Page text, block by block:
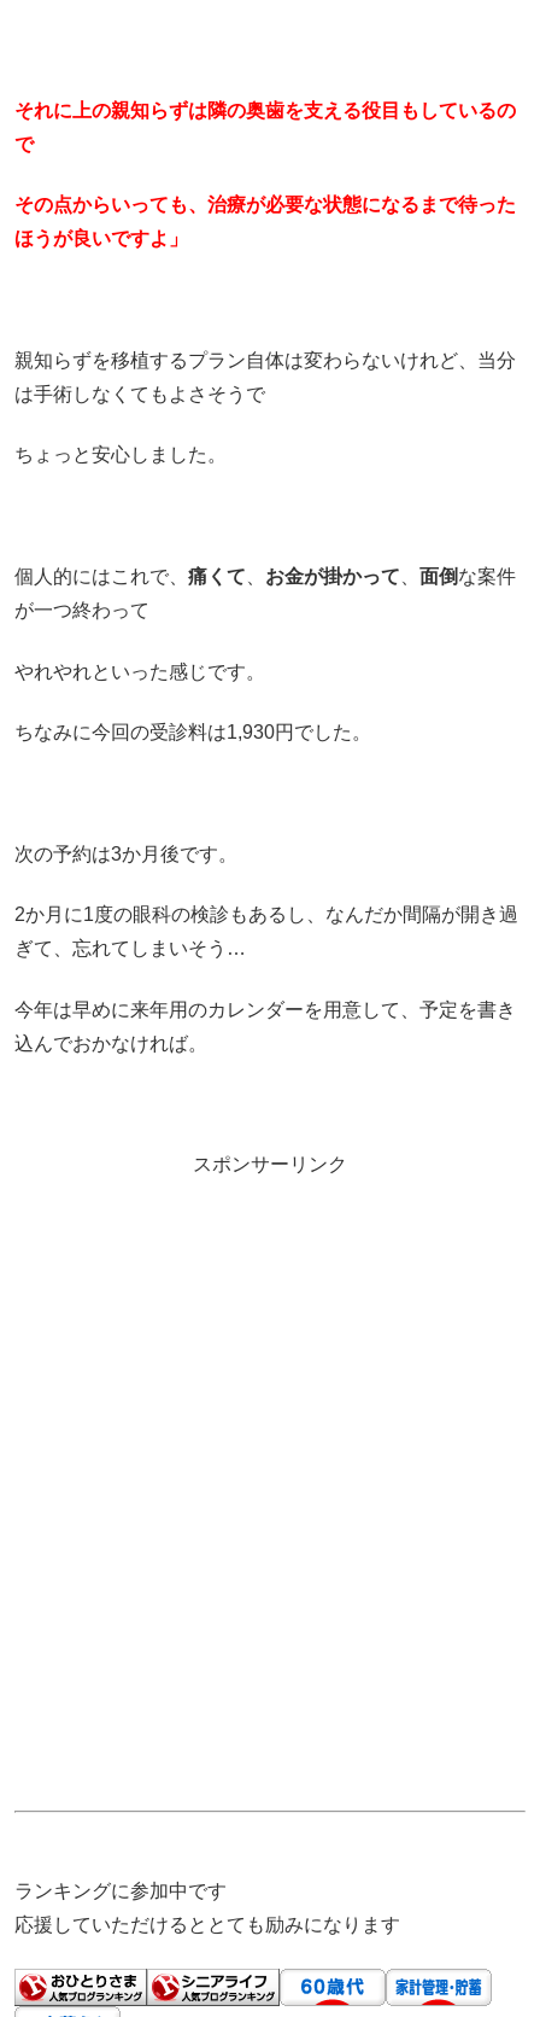
それに上の親知らずは隣の奥歯を支える役目もしているの
で
その点からいっても、治療が必要な状態になるまで待った
ほうが良いですよ」
親知らずを移植するプラン自体は変わらないけれど、当分
は手術しなくてもよさそうで
ちょっと安心しました。
個人的にはこれで、 痛くて お金が掛かって 面倒な案件
が一つ終わって
やれやれといった感じです。
ちなみに今回の受診料は1,930円でした。
次の予約は3か月後です。
2か月に1度の眼科の検診もあるし、なんだか間隔が開き過
ぎて、忘れてしまいそう…
今年は早めに来年用のカレンダーを用意して、予定を書き
込んでおかなければ。
スポンサーリンク
ランキングに参加中です
応援していただけるととても励みになります